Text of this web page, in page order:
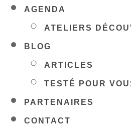
AGENDA
ATELIERS
BLOG
ARTICLES
TESTÉ POUR
PARTENAIRES
CONTACT